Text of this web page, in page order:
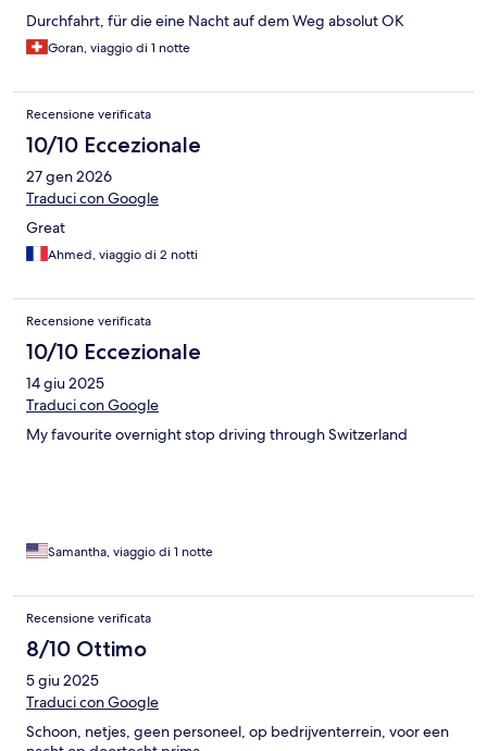
Durchfahrt, für die eine Nacht auf dem Weg absolut OK
Goran, viaggio di 1 notte
Recensione verificata
10/10 Eccezionale
27 gen 2026
Traduci con Google
Great
Ahmed, viaggio di 2 notti
Recensione verificata
10/10 Eccezionale
14 giu 2025
Traduci con Google
My favourite overnight stop driving through Switzerland
Samantha, viaggio di 1 notte
Recensione verificata
8/10 Ottimo
5 giu 2025
Traduci con Google
Schoon, netjes, geen personeel, op bedrijventerrein, voor een